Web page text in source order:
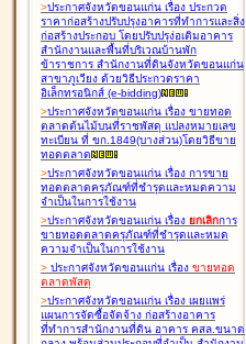
>ประกาศจังหวัดขอนแก่น เรื่อง ประกวด
ราคาก่อสร้างปรับปรุงอาคารที่ทำการและสิ่ง
ก่อสร้างประกอบ โดยปรับปรุง่อเติมอาคาร
สำนักงานและพื้นที่บริเวณบ้านพัก
ข้าราชการ สำนักงานที่ดินจังหวัดขอนแก่น
สาขาภูเวียง ด้วยวิธีประกวดราคา
อิเล็กทรอนิกส์ (e-bidding)
>ประกาศจังหวัดขอนแก่น เรื่อง ขายทอด
ตลาดต้นไม้บนที่ราชพัสดุ แปลงหมายเลข
ทะเบียน ที่ ขก.1849(บางส่วน)โดยวิธีขาย
ทอดตลาด
>ประกาศจังหวัดขอนแก่น เรื่อง การขาย
ทอดตลาดครุภัณฑ์ที่ชำรุดและหมดความ
จำเป็นในการใช้งาน
>ประกาศจังหวัดขอนแก่น เรื่อง ยกเลิกการ
ขายทอดตลาดครุภัณฑ์ที่ชำรุดและหมด
ความจำเป็นในการใช้งาน
> ประกาศจังหวัดขอนแก่น เรื่อง ขายทอด
ตลาดพัสดุ
>ประกาศจังหวัดขอนแก่น เรื่อง เผยแพร่
แผนการจัดซื้อจัดจ้าง ก่อสร้างอาคาร
ที่ทำการสำนักงานที่ดิน อาคาร คสล.ขนาด